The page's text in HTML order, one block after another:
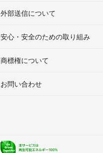
外部送信について
安心・安全のための取り組み
商標権について
お問い合わせ